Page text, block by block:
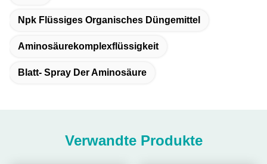
Npk Flüssiges Organisches Düngemittel
Aminosäurekomplexflüssigkeit
Blatt- Spray Der Aminosäure
Verwandte Produkte